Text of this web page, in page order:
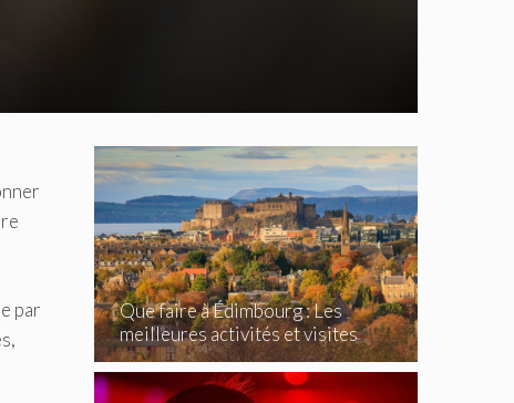
par
Que faire à Édimbourg : Les
meilleures activités et visites
incontournables